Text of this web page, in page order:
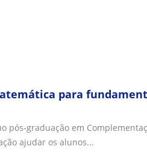
para
pós-graduação em
ajudar os alunos...